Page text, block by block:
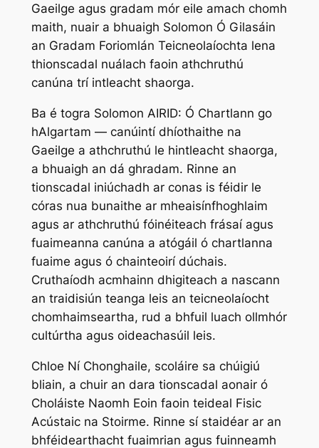
Gaeilge agus gradam mór eile amach chomh
maith, nuair a bhuaigh Solomon Ó Gilasáin
an Gradam Foriomlán Teicneolaíochta lena
thionscadal nuálach faoin athchruthú
canúna trí intleacht shaorga.
Ba é togra Solomon AIRID: Ó Chartlann go
hAlgartam — canúintí dhíothaithe na
Gaeilge a athchruthú le hintleacht shaorga,
a bhuaigh an dá ghradam. Rinne an
tionscadal iniúchadh ar conas is féidir le
córas nua bunaithe ar mheaisínfhoghlaim
agus ar athchruthú fóinéiteach frásaí agus
fuaimeanna canúna a atógáil ó chartlanna
fuaime agus ó chainteoirí dúchais.
Cruthaíodh acmhainn dhigiteach a nascann
an traidisiún teanga leis an teicneolaíocht
chomhaimseartha, rud a bhfuil luach ollmhór
cultúrtha agus oideachasúil leis.
Chloe Ní Chonghaile, scoláire sa chúigiú
bliain, a chuir an dara tionscadal aonair ó
Choláiste Naomh Eoin faoin teideal Fisic
Acústaic na Stoirme. Rinne sí staidéar ar an
bhféidearthacht fuaimrian agus fuinneamh